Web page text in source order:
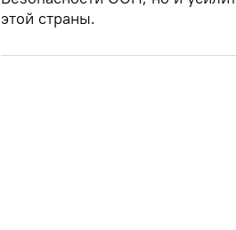
этой страны.